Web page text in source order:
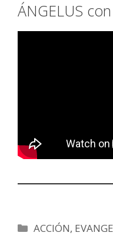
ÁNGELUS
Categorías
ACCIÓN,